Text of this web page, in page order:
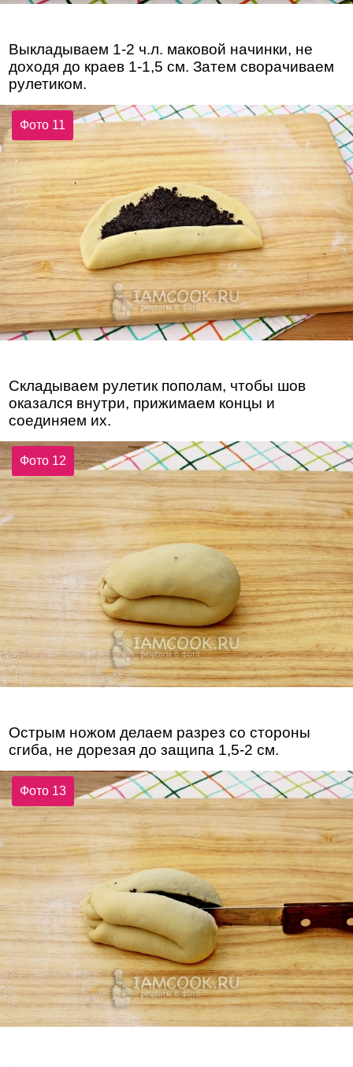
Выкладываем 1-2 ч.л. маковой начинки, не
доходя до краев 1-1,5 см. Затем сворачиваем
рулетиком.
Фото 11
Складываем рулетик пополам, чтобы шов
оказался внутри, прижимаем концы и
соединяем их.
Фото 12
Острым ножом делаем разрез со стороны
сгиба, не дорезая до защипа 1,5-2 см.
Фото 13